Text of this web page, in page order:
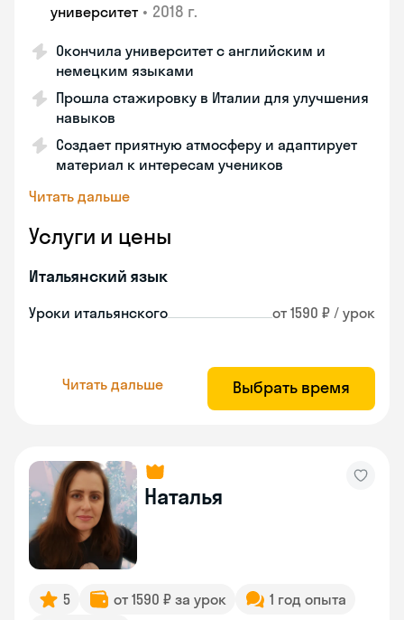
университет • 2018 г.
Окончила университет с английским и
немецким языками
Прошла стажировку в Италии для улучшения
навыков
Создает приятную атмосферу и адаптирует
материал к интересам учеников
Читать дальше
Услуги и цены
Итальянский язык
Уроки итальянского от 1590 ₽ / урок
Читать дальше Выбрать время
Наталья
5 от 1590 ₽ за урок
1 год опыта